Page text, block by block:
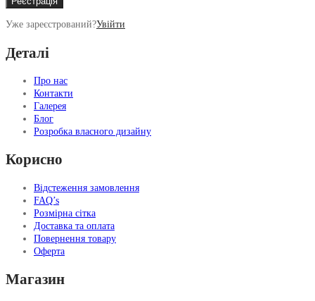
Уже зареєстрований?Увійти
Деталі
Про нас
Контакти
Галерея
Блог
Розробка власного дизайну
Корисно
Відстеження замовлення
FAQ’s
Розмірна сітка
Доставка та оплата
Повернення товару
Оферта
Магазин